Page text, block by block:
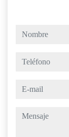
nombre
teléfono
e-mail
mensaje